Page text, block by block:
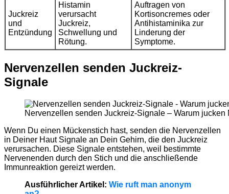
Juckreiz
und
Entzündung
Histamin
verursacht
Juckreiz,
Schwellung und
Rötung.
Auftragen von
Kortisoncremes oder
Antihistaminika zur
Linderung der
Symptome.
Nervenzellen senden Juckreiz-
Signale
Nervenzellen senden Juckreiz-Signale – Warum jucken
Wenn Du einen Mückenstich hast, senden die Nervenzellen
in Deiner Haut Signale an Dein Gehirn, die den Juckreiz
verursachen. Diese Signale entstehen, weil bestimmte
Nervenenden durch den Stich und die anschließende
Immunreaktion gereizt werden.
Ausführlicher Artikel: Wie ruft man anonym